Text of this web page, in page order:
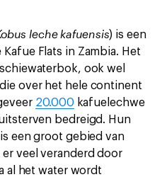
leche kafuensis) is een
Flats in Zambia. Het
ook wel
over het hele continent
20.000 kafuelechwe
bedreigd. Hun
een groot gebied van
er veel veranderd door
al het water wordt